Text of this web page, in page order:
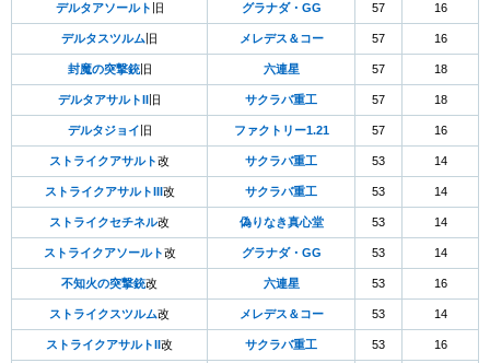
デルタアソールト 旧 グラナダ・GG 57 16
デルタスツルム 旧 メレデス＆コー 57 16
封魔の突撃銃旧 六連星 57 18
デルタアサルトII 旧 サクラバ重工 57 18
デルタジョイ 旧 ファクトリー1.21 57 16
ストライクアサルト改 サクラバ重工 53 14
ストライクアサルトIII 改 サクラバ重工 53 14
ストライクセチネル改 偽りなき真心堂 53 14
ストライクアソールト改 グラナダ・GG 53 14
不知火の突撃銃改 六連星 53 16
ストライクスツルム改 メレデス＆コー 53 14
ストライクアサルトII 改 サクラバ重工 53 16